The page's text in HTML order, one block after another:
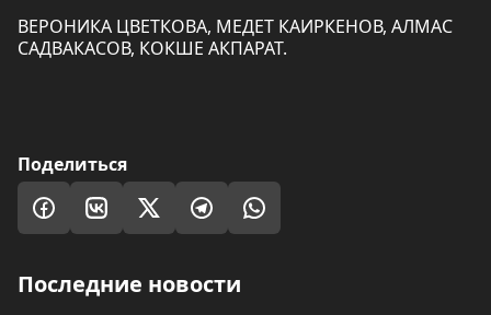
ВЕРОНИКА ЦВЕТКОВА, МЕДЕТ КАИРКЕНОВ, АЛМАС
САДВАКАСОВ, КОКШЕ АКПАРАТ.
Поделиться
Последние новости